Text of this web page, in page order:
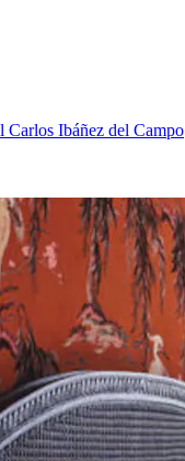
Carlos Ibáñez del Campo